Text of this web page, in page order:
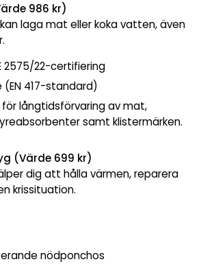
986 kr)
laga mat eller koka vatten, även
2575/22-certifiering
(EN 417-standard)
för långtidsförvaring av mat,
samt klistermärken.
(Värde 699 kr)
dig att hålla värmen, reparera
krissituation.
nödponchos